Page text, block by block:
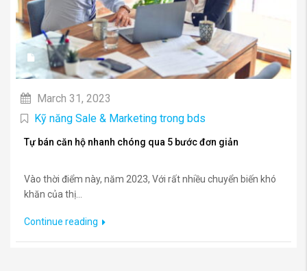
March 31, 2023
Kỹ năng Sale & Marketing trong bds
Tự bán căn hộ nhanh chóng qua 5 bước đơn giản
Vào thời điểm này, năm 2023, Với rất nhiều chuyển biến khó
khăn của thị...
Continue reading